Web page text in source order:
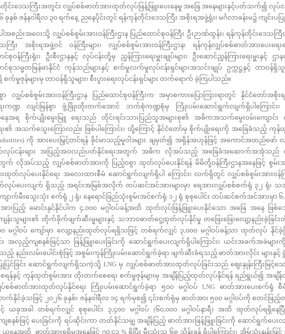
င်းဒေသကြီးအတွင်း လျှပ်စစ်ဓာတ်အားထုတ်လုပ်ဖြန့်ဖြူးပေးနေမှု အခြေ အနေများနှင့်ပတ်သက်၍ လုပ်
ခုနှစ် ဇန်နဝါရီလ ၃၀ ရက်နေ့ ညနေပိုင်းတွင် ရန်ကုန်တိုင်းဒေသကြီး အစိုးရအဖွဲ့ရုံး၊ မင်္ဂလာခန်းမ၌ ကျင်းပ
စည်းအဝေးသို့ လျှပ်စစ်စွမ်းအားဝန်ကြီးဌာန ပြည်ထောင်စုဝန်ကြီး ဦးဉာဏ်ထွန်း၊ ရန်ကုန်တိုင်းဒေသကြီးဝ
ကြီး အစိုးရအဖွဲ့ဝင် ဝန်ကြီးများ၊ လျှပ်စစ်စွမ်းအားဝန်ကြီးဌာန၊ ရန်ကုန်လျှပ်စစ်ဓာတ်အားပေးရေးက
င်စုဝန်ကြီးရုံး၊ ဦးစီးဌာနနှင့် လုပ်ငန်းတို့မှ ညွှန်ကြားရေးမှူးချုပ်များ၊ ဦးဆောင်ညွှန်ကြားရေးမှူးနှင့် ဌာ
င်စုသမ္မတမြန်မာနိုင်ငံ ကုန်သည်များနှင့် စက်မှုလက်မှုလုပ်ငန်းရှင်များအသင်းချုပ် ဥက္ကဋ္ဌနှင့် တာဝန်ရှိသူ
က်မှုဇုန်များမှ တာဝန်ရှိသူများ၊ စီးပွားရေးလုပ်ငန်းရှင်များ တက်ရောက် ခဲ့ကြပါသည်။
ျှပ်စစ်စွမ်းအားဝန်ကြီးဌာန ပြည်ထောင်စုဝန်ကြီးက အမှာစကားပြောကြားရာတွင် နိုင်ငံတော်အစိုး
ေးကဏ္ဍ လျင်မြန်စွာ ဖွံ့ဖြိုးတိုးတက်အောင် ဘက်စုံကဏ္ဍစုံမှ ကြိုးပမ်းဆောင်ရွက်လျက်ရှိပါကြော
နေအရ စိုက်ပျိုးမွေးမြူ ရေးသည် တိုင်းရင်းသားပြည်သူအများစု၏ အဓိကအသက်မွေးဝမ်းကျောင်း
ေး၏ အသက်သွေးကြောလည်း ဖြစ်ပါကြောင်း၊ ထို့ကြောင့် နိုင်ငံတော်မှ စိုက်ပျိုးရေးကို အခြေခံသည့် ကုန်ထု
ကို အားပေးမြှင့်တင်ရန် ခိုင်မာသည့်မူဝါဒများ ချမှတ်၍ အရှိန်အဟုန်ဖြင့် အကောင်အထည်ဖော်
ပ်ငန်းများ အပြည့်အဝလည်ပတ်နိုင်ရေးအတွက် အဓိက လိုအပ်သည့် အခြေခံအဆောက်အအုံသည် လျှ
လိုအပ်သည့် လျှပ်စစ်ဓာတ်အားကို ပြည့်ဝစွာ ထုတ်လုပ်ပေးနိုင်ရန် မိမိတို့ဝန်ကြီးဌာနအနေဖြင့် စွမ်းအ
ထုတ်လုပ်ပေးနိုင်ရေး အလေးထားစီမံ ဆောင်ရွက်လျက်ရှိပါ ကြောင်း၊ လက်ရှိတွင် လျှပ်စစ်စွမ်းအားဝန်က
လုပ်ပေးလျက် ရှိသည့် အရင်းအမြစ်အလိုက် တပ်ဆင်အင်အားများမှာ ရေအားလျှပ်စစ်စက်ရုံ ၃၂ ရုံ၊ သ
ျောက်မီးသွေးသုံး စက်ရုံ ၂ ရုံ၊ နေရောင်ခြည်သုံးစွမ်းအင်စက်ရုံ ၁၂ ရုံ စုစုပေါင်း တပ်ဆင်စက်အင်အားမှာ ၆,၇
ားပြည့် မောင်းနှင်နိုင်ပါက ၄,၀၀၀ မဂ္ဂါဝပ်ခန့်အထိ ထုတ်လုပ်ဖြန့်ဖြူးပေးနိုင်သော အခြေ အနေ ဖြ
ျန်းသူများ၏ တိုက်ခိုက်ဖျက်ဆီးမှုများနှင့် သဘာဝဓာတ်ငွေ့ထုတ်လုပ်နိုင်မှု တဖြေးဖြေးလျော့နည်းခဲ့ခြင်
၀ မဂ္ဂါဝပ် ကျော်မှာ လျော့နည်းထုတ်လုပ်ရရှိသဖြင့် တစ်ရက်လျှင် ၃,၀၀၀ မဂ္ဂါဝပ်ခန့်သာ ထုတ်လုပ် နိုင်ခဲ့ပ
း အလှည့်ကျစနစ်ဖြင့်သာ ဖြန့်ဖြူးပေးခြင်းကို ဆောင်ရွက်ပေးလျက်ရှိပါကြောင်း၊ ယင်းအခက်အခဲများ
သည့် နည်းလမ်းပေါင်းစုံဖြင့် အစွမ်းကုန်ကြိုးပမ်းဆောင်ရွက်ခဲ့ရာ ဖျက်ဆီးခံရသည့် ဓာတ်အားလိုင်း များနှင့်
ြုပြင်ခြင်း ဆောင်ရွက်လျက်ရှိသကဲ့သို့ LNG မှ လျှပ်စစ်ဓာတ်အားထုတ်လုပ်ခြင်းသည် ဈေးနှုန်းကြီးမြ
ေရန်နှင့် ကုန်ထုတ်စွမ်းအား တိုးတက်စေရေး စက်မှုဇုန်များမှ အချိန်ပြည့်ထုတ်လုပ်နိုင်ရန် ရည်ရွယ်၍ အချိ
ပ်စစ်ဓာတ်အားထုတ်လုပ်နိုင်ရေး ကြိုးပမ်းဆောင်ရွက်ခဲ့ရာ ၅၀၀ မဂ္ဂါဝပ် LNG ဓာတ်အားပေးစက်ရုံ စီ
နိုင်ခဲ့သဖြင့် ၂၀၂၆ ခုနှစ်၊ ဇန်နဝါရီလ ၁၄ ရက်မှစ၍ ၎င်းစက်ရုံမှ ဓာတ်အား ၅၀၀ မဂ္ဂါဝပ်ကို စတင်ဖြည့်တင်
ယခုအခါ တစ်ရက်လျှင် စုစုပေါင်း ၃,၄၀၀ မဂ္ဂါဝပ် (၆၀,၀၀၀ မဂ္ဂါဝပ်နာရီ) အထိ ထုတ်လုပ်ရရှိနေပြီ
နစ်ဖြင့် ပေးခြင်းကို ရပ်ဆိုင်းကာ တတ်နိုင်သမျှ အချိန်ပြည့် ဓာတ်အားဖြန့်ဖြူးခြင်းကို ဆောင်ရွက်ပေးလ
နေ့အထိ ဓာတ်အားရရှိမှုအနေဖြင့် ၇၀.၄၃ % ရှိပြီး မီးသုံးသူ ၆၉ သိန်းခန့် ရှိပါကြောင်း၊ အိမ်သုံးနှုန်းဖြ